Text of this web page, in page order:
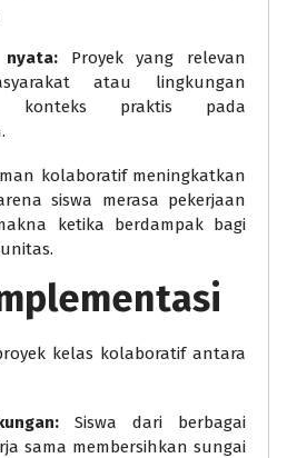
nyata:Proyek yang relevan
atau lingkungan
konteks praktis pada
kolaboratif meningkatkan
siswa merasa pekerjaan
ketika berdampak bagi
kelas kolaboratif antara
Siswa dari berbagai
sama membersihkan sungai